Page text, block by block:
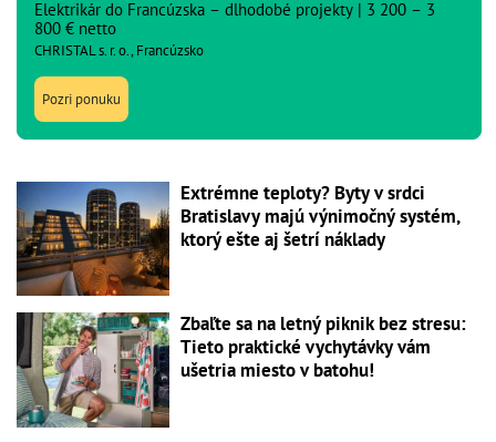
Elektrikár do Francúzska – dlhodobé projekty | 3 200 – 3
800 € netto
CHRISTAL s. r. o., Francúzsko
Pozri ponuku
Extrémne teploty? Byty v srdci
Bratislavy majú výnimočný systém,
ktorý ešte aj šetrí náklady
Zbaľte sa na letný piknik bez stresu:
Tieto praktické vychytávky vám
ušetria miesto v batohu!